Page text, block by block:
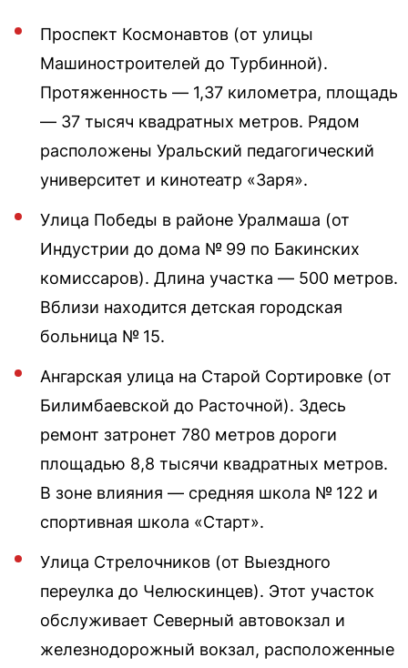
Проспект Космонавтов (от улицы
Машиностроителей до Турбинной).
Протяженность — 1,37 километра, площадь
— 37 тысяч квадратных метров. Рядом
расположены Уральский педагогический
университет и кинотеатр «Заря».
Улица Победы в районе Уралмаша (от
Индустрии до дома № 99 по Бакинских
комиссаров). Длина участка — 500 метров.
Вблизи находится детская городская
больница № 15.
Ангарская улица на Старой Сортировке (от
Билимбаевской до Расточной). Здесь
ремонт затронет 780 метров дороги
площадью 8,8 тысячи квадратных метров.
В зоне влияния — средняя школа № 122 и
спортивная школа «Старт».
Улица Стрелочников (от Выездного
переулка до Челюскинцев). Этот участок
обслуживает Северный автовокзал и
железнодорожный вокзал, расположенные